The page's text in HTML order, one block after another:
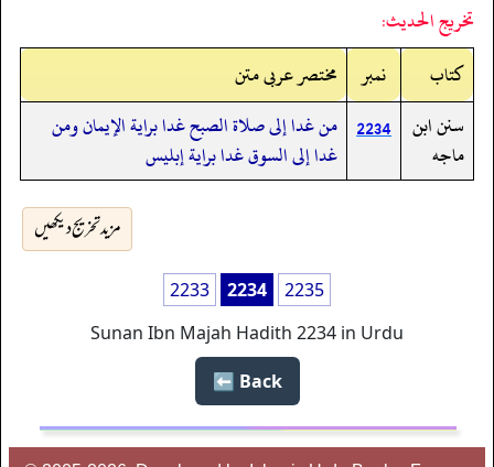
تخريج الحديث:
کتاب
نمبر
مختصر عربی متن
سنن ابن
ماجه
2234 من غدا إلى صلاة الصبح غدا براية الإيمان ومن
غدا إلى السوق غدا براية إبليس
مزید تخریج دیکھیں
2233 2234
2235
Sunan Ibn Majah Hadith 2234 in Urdu
Back ⬅️